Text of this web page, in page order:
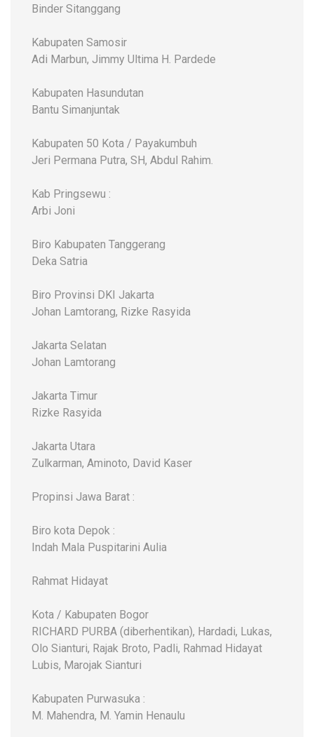
Binder Sitanggang
Kabupaten Samosir
Adi Marbun, Jimmy Ultima H. Pardede
Kabupaten Hasundutan
Bantu Simanjuntak
Kabupaten 50 Kota / Payakumbuh
Jeri Permana Putra, SH, Abdul Rahim.
Kab Pringsewu :
Arbi Joni
Biro Kabupaten Tanggerang
Deka Satria
Biro Provinsi DKI Jakarta
Johan Lamtorang, Rizke Rasyida
Jakarta Selatan
Johan Lamtorang
Jakarta Timur
Rizke Rasyida
Jakarta Utara
Zulkarman, Aminoto, David Kaser
Propinsi Jawa Barat :
Biro kota Depok :
Indah Mala Puspitarini Aulia
Rahmat Hidayat
Kota / Kabupaten Bogor
RICHARD PURBA (diberhentikan), Hardadi, Lukas,
Olo Sianturi, Rajak Broto, Padli, Rahmad Hidayat
Lubis, Marojak Sianturi
Kabupaten Purwasuka :
M. Mahendra, M. Yamin Henaulu